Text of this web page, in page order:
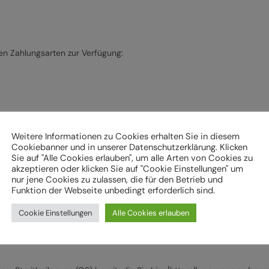
Zahlungsarten zur Verfügung:
und deren genaue Bedingungen finden Sie jeweils beim
Weitere Informationen zu Cookies erhalten Sie in diesem
Cookiebanner und in unserer Datenschutzerklärung. Klicken
Sie auf "Alle Cookies erlauben", um alle Arten von Cookies zu
akzeptieren oder klicken Sie auf "Cookie Einstellungen" um
nur jene Cookies zu zulassen, die für den Betrieb und
Funktion der Webseite unbedingt erforderlich sind.
Cookie Einstellungen Alle Cookies erlauben